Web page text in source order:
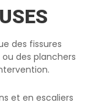
des fissures
des planchers
et en escaliers